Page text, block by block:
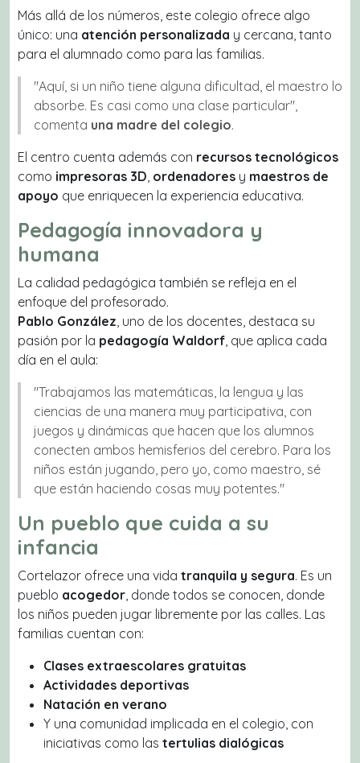
Más allá de los números, este colegio ofrece algo
único: una atención personalizada y cercana, tanto
para el alumnado como para las familias.
"Aquí, si un niño tiene alguna dificultad, el maestro lo
absorbe. Es casi como una clase particular"
comenta una madre del colegio.
El centro cuenta además con recursos tecnológicos
como impresoras 3D ordenadores y maestros de
apoyo que enriquecen la experiencia educativa.
Pedagogía innovadora y
humana
La calidad pedagógica también se refleja en el
enfoque del profesorado.
Pablo González , uno de los docentes, destaca su
pasión por la pedagogía Waldorf , que aplica cada
día en el aula:
"Trabajamos las matemáticas, la lengua y las
ciencias de una manera muy participativa, con
juegos y dinámicas que hacen que los alumnos
conecten ambos hemisferios del cerebro. Para los
niños están jugando, pero yo, como maestro, sé
que están haciendo cosas muy potentes."
Un pueblo que cuida a su
infancia
Cortelazor ofrece una vida tranquila y segura. Es un
pueblo acogedor , donde todos se conocen, donde
los niños pueden jugar libremente por las calles. Las
familias cuentan con:
Clases extraescolares gratuitas
Actividades deportivas
Natación en verano
Y una comunidad implicada en el colegio, con
iniciativas como las tertulias dialógicas